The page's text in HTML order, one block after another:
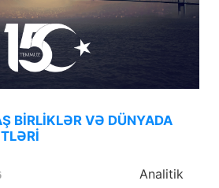
BİRLİKLƏR VƏ DÜNYADA
Analitik